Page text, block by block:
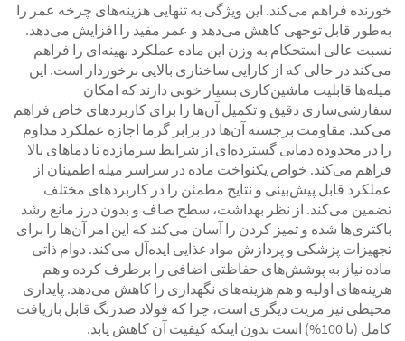
خورنده فراهم می‌کند. این ویژگی به تنهایی هزینه‌های چرخه عمر را
به‌طور قابل توجهی کاهش می‌دهد و عمر مفید را افزایش می‌دهد.
نسبت عالی استحکام به وزن این ماده عملکرد بهینه‌ای را فراهم
می‌کند در حالی که از کارایی ساختاری بالایی برخوردار است. این
میله‌ها قابلیت ماشین‌کاری بسیار خوبی دارند که امکان
سفارشی‌سازی دقیق و تکمیل آن‌ها را برای کاربردهای خاص فراهم
می‌کند. مقاومت برجسته آن‌ها در برابر گرما اجازه عملکرد مداوم
را در محدوده دمایی گسترده‌ای از شرایط سرمازده تا دماهای بالا
فراهم می‌کند. خواص یکنواخت ماده در سراسر میله اطمینان از
عملکرد قابل پیش‌بینی و نتایج مطمئن را در کاربردهای مختلف
تضمین می‌کند. از نظر بهداشت، سطح صاف و بدون درز مانع رشد
باکتری‌ها شده و تمیز کردن را آسان می‌کند که این امر آن‌ها را برای
تجهیزات پزشکی و پردازش مواد غذایی ایده‌آل می‌کند. دوام ذاتی
ماده نیاز به پوشش‌های حفاظتی اضافی را برطرف کرده و هم
هزینه‌های اولیه و هم هزینه‌های نگهداری را کاهش می‌دهد. پایداری
محیطی نیز مزیت دیگری است، چرا که فولاد ضدزنگ قابل بازیافت
کامل (تا 100%) است بدون اینکه کیفیت آن کاهش یابد.